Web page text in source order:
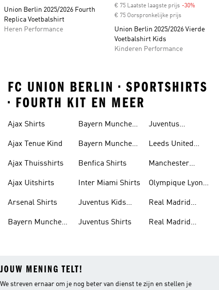
Union Berlin 2025/2026 Fourth
Replica Voetbalshirt
Heren Performance
€ 75 Laatste laagste prijs -30%
€ 75 Oorspronkelijke prijs
Union Berlin 2025/2026 Vierde
Voetbalshirt Kids
Kinderen Performance
FC UNION BERLIN • SPORTSHIRTS
• FOURTH KIT EN MEER
Ajax Shirts
Ajax Tenue Kind
Ajax Thuisshirts
Ajax Uitshirts
Arsenal Shirts
Bayern Munchen
Bayern Munchen
Bayern Munchen
Benfica Shirts
Inter Miami Shirts
Juventus Kids
Juventus Shirts
Juventus
Leeds United
Manchester
Olympique Lyon
Real Madrid
Real Madrid
JOUW MENING TELT!
We streven ernaar om je nog beter van dienst te zijn en stellen je